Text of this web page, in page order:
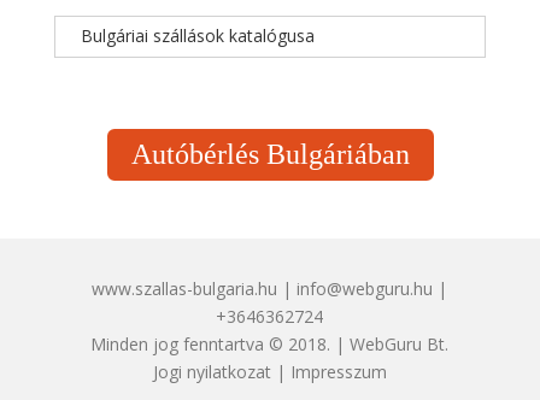
Bulgáriai szállások katalógusa
Autóbérlés Bulgáriában
www.szallas-bulgaria.hu | info@webguru.hu |
+3646362724
Minden jog fenntartva © 2018. | WebGuru Bt.
Jogi nyilatkozat| Impresszum